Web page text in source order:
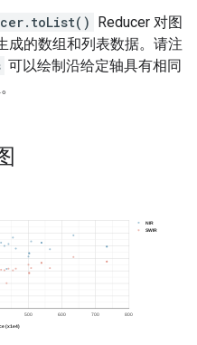
Reducer 对图
成的数组和列表数据。请注
可以绘制沿给定轴具有相同